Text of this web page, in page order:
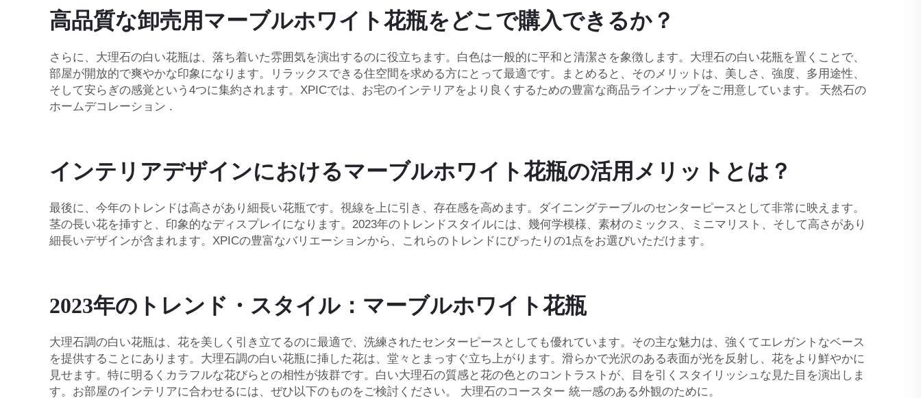
高品質な卸売用マーブルホワイト花瓶をどこで購入できるか？
さらに、大理石の白い花瓶は、落ち着いた雰囲気を演出するのに役立ちます。白色は一般的に平和と清潔さを象徴します。大理石の白い花瓶を置くことで、
部屋が開放的で爽やかな印象になります。リラックスできる住空間を求める方にとって最適です。まとめると、そのメリットは、美しさ、強度、多用途性、
そして安らぎの感覚という4つに集約されます。XPICでは、お宅のインテリアをより良くするための豊富な商品ラインナップをご用意しています。 天然石の
ホームデコレーション .
インテリアデザインにおけるマーブルホワイト花瓶の活用メリットとは？
最後に、今年のトレンドは高さがあり細長い花瓶です。視線を上に引き、存在感を高めます。ダイニングテーブルのセンターピースとして非常に映えます。
茎の長い花を挿すと、印象的なディスプレイになります。2023年のトレンドスタイルには、幾何学模様、素材のミックス、ミニマリスト、そして高さがあり
細長いデザインが含まれます。XPICの豊富なバリエーションから、これらのトレンドにぴったりの1点をお選びいただけます。
2023年のトレンド・スタイル：マーブルホワイト花瓶
大理石調の白い花瓶は、花を美しく引き立てるのに最適で、洗練されたセンターピースとしても優れています。その主な魅力は、強くてエレガントなベース
を提供することにあります。大理石調の白い花瓶に挿した花は、堂々とまっすぐ立ち上がります。滑らかで光沢のある表面が光を反射し、花をより鮮やかに
見せます。特に明るくカラフルな花びらとの相性が抜群です。白い大理石の質感と花の色とのコントラストが、目を引くスタイリッシュな見た目を演出しま
す。お部屋のインテリアに合わせるには、ぜひ以下のものをご検討ください。 大理石のコースター 統一感のある外観のために。